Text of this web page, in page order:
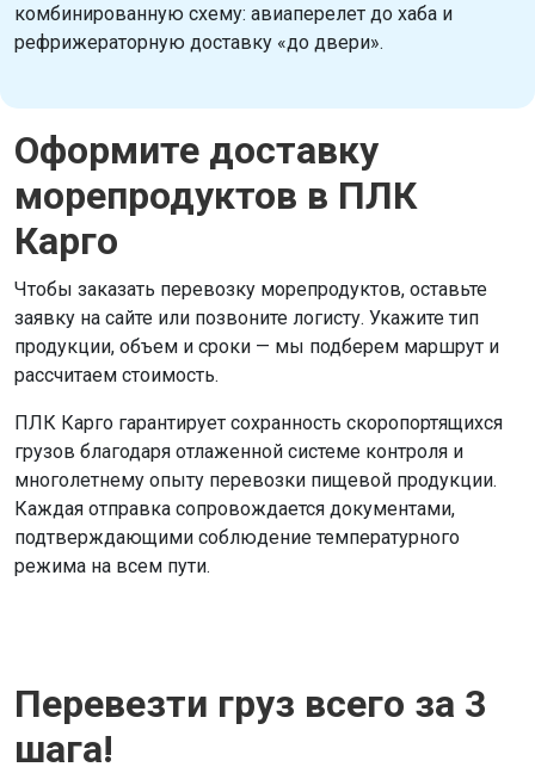
комбинированную схему: авиаперелет до хаба и
рефрижераторную доставку «до двери».
Оформите доставку
морепродуктов в ПЛК
Карго
Чтобы заказать перевозку морепродуктов, оставьте
заявку на сайте или позвоните логисту. Укажите тип
продукции, объем и сроки — мы подберем маршрут и
рассчитаем стоимость.
ПЛК Карго гарантирует сохранность скоропортящихся
грузов благодаря отлаженной системе контроля и
многолетнему опыту перевозки пищевой продукции.
Каждая отправка сопровождается документами,
подтверждающими соблюдение температурного
режима на всем пути.
Перевезти груз всего за 3
шага!